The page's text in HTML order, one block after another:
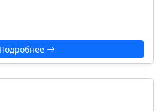
Подробнее